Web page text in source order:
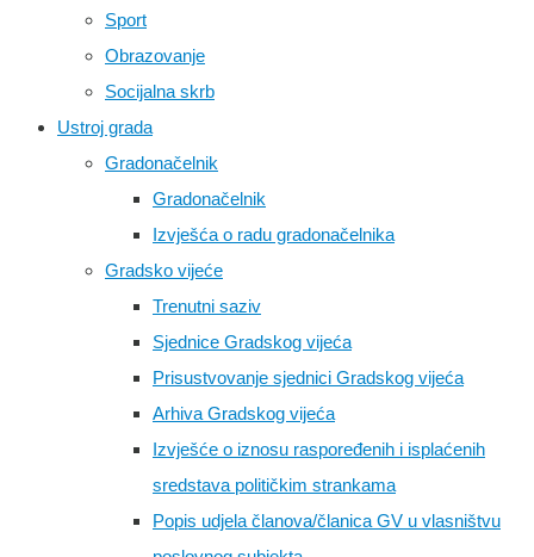
Sport
Obrazovanje
Socijalna skrb
Ustroj grada
Gradonačelnik
Gradonačelnik
Izvješća o radu gradonačelnika
Gradsko vijeće
Trenutni saziv
Sjednice Gradskog vijeća
Prisustvovanje sjednici Gradskog vijeća
Arhiva Gradskog vijeća
Izvješće o iznosu raspoređenih i isplaćenih
sredstava političkim strankama
Popis udjela članova/članica GV u vlasništvu